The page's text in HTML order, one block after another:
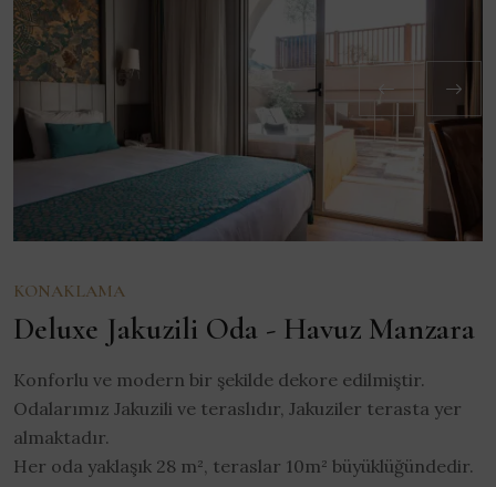
KONAKLAMA
Deluxe Jakuzili Oda - Havuz Manzara
Konforlu ve modern bir şekilde dekore edilmiştir.
Odalarımız Jakuzili ve teraslıdır, Jakuziler terasta yer
almaktadır.
Her oda yaklaşık 28 m², teraslar 10m² büyüklüğündedir.